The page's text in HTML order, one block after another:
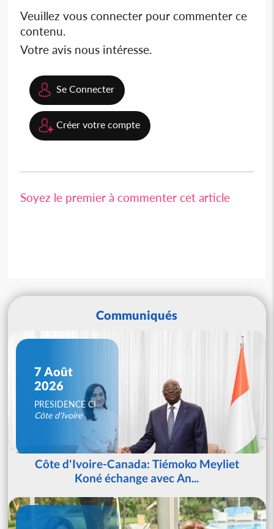
Veuillez vous connecter pour commenter ce
contenu.
Votre avis nous intéresse.
Se Connecter
Créer votre compte
Soyez le premier à commenter cet article
Communiqués
7 Août
2026
PRESIDENCE CI
Côte d'Ivoire
Côte d'Ivoire-Canada: Tiémoko Meyliet
Koné échange avec An...